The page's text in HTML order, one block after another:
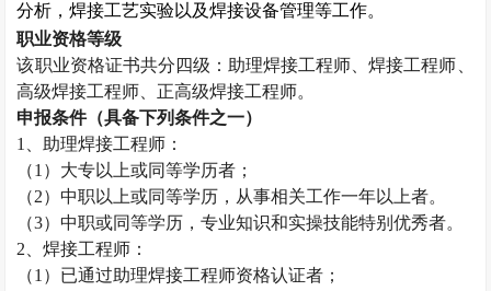
分析，焊接工艺实验以及焊接设备管理等工作。
职业资格等级
该职业资格证书共分四级：助理焊接工程师、焊接工程师、
高级焊接工程师、正高级焊接工程师。
申报条件（具备下列条件之一）
1
、助理焊接工程师：
（1 ）大专以上或同等学历者；
（2）中职以上或同等学历，从事相关工作一年以上者。
（3）中职或同等学历，专业知识和实操技能特别优秀者。
2 、焊接工程师：
（1 ）已通过助理焊接工程师资格认证者；